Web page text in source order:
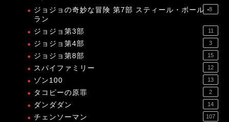
ジョジョの奇妙な冒険 第7部 スティール・ボール・
ラン
8
ジョジョ第3部 11
ジョジョ第4部 3
ジョジョ第8部 15
スパイファミリー 12
ゾン100 13
タコピーの原罪 2
ダンダダン 14
チェンソーマン 107